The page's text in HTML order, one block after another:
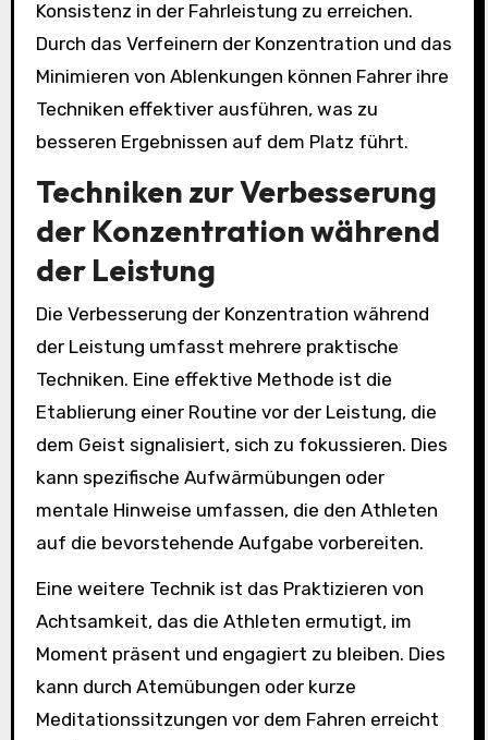
Konsistenz in der Fahrleistung zu erreichen.
Durch das Verfeinern der Konzentration und das
Minimieren von Ablenkungen können Fahrer ihre
Techniken effektiver ausführen, was zu
besseren Ergebnissen auf dem Platz führt.
Techniken zur Verbesserung
der Konzentration während
der Leistung
Die Verbesserung der Konzentration während
der Leistung umfasst mehrere praktische
Techniken. Eine effektive Methode ist die
Etablierung einer Routine vor der Leistung, die
dem Geist signalisiert, sich zu fokussieren. Dies
kann spezifische Aufwärmübungen oder
mentale Hinweise umfassen, die den Athleten
auf die bevorstehende Aufgabe vorbereiten.
Eine weitere Technik ist das Praktizieren von
Achtsamkeit, das die Athleten ermutigt, im
Moment präsent und engagiert zu bleiben. Dies
kann durch Atemübungen oder kurze
Meditationssitzungen vor dem Fahren erreicht